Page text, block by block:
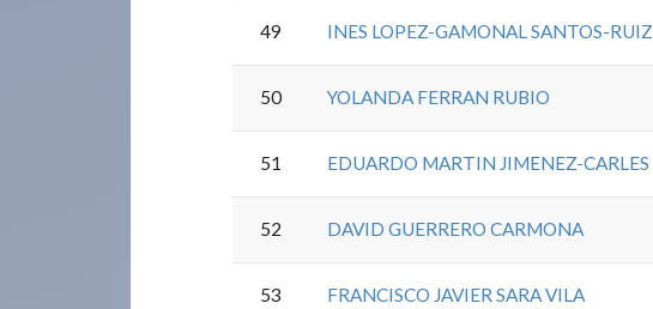
49 INES LOPEZ-GAMONAL SANTOS-RUIZ
50 YOLANDA FERRAN RUBIO
51 EDUARDO MARTIN JIMENEZ-CARLES
52 DAVID GUERRERO CARMONA
53 FRANCISCO JAVIER SARA VILA